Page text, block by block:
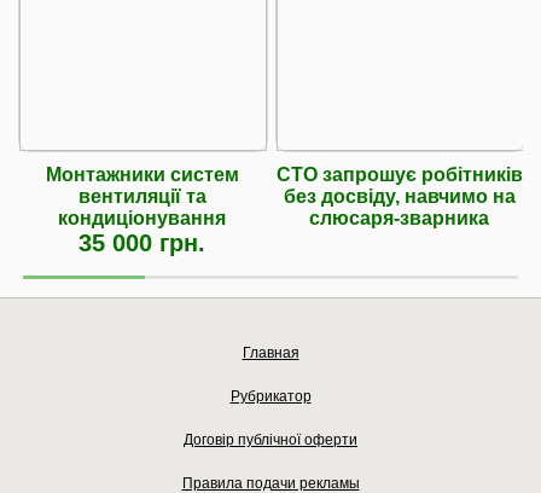
Монтажники систем
вентиляції та
кондиціонування
35 000 грн.
СТО запрошує робітників
без досвіду, навчимо на
слюсаря-зварника
Главная
Рубрикатор
Договір публічної оферти
Правила подачи рекламы